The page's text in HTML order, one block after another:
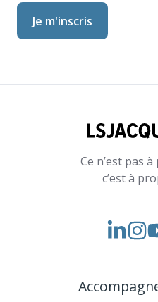
Ce n’est pas
c’est à